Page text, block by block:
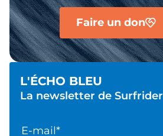
Faire un don
L'ÉCHO BLEU
La newsletter de Surfrider
E-mail*